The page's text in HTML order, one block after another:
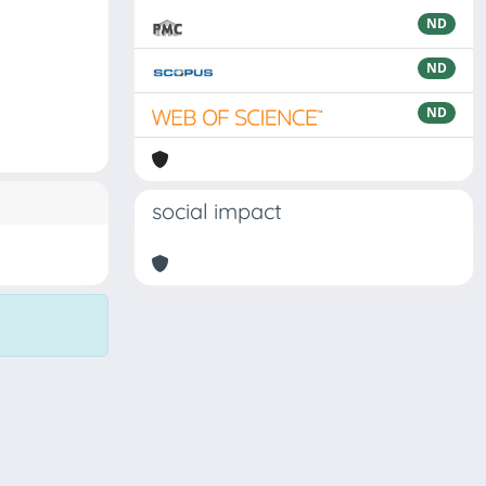
ND
ND
ND
social impact